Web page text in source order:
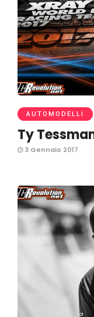
AUTOMODELLI
Ty
3 Gennaio 2017